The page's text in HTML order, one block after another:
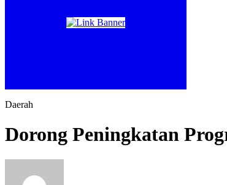
Daerah
Dorong Peningkatan